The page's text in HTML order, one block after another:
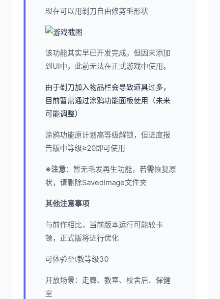
现在可以用剃刀自由修剪毛形状
该功能其实早已开发完成，但因未添加
到UI中，此前无法在正式游戏中使用。
由于剃刀加入物品栏会导致道具过多，
目前暂需通过涂鸦功能面板使用（未来
可能调整）
涂鸦功能原计划高等级解锁，但进度报
告版中等级≥20即可使用
※注意：暂无毛发再生功能，若需恢复原
状，请删除SavedImage文件夹
其他注意事项
与前作相比，当前版本运行可能较卡
顿，正式版将进行优化
可体验至t教等级30
开放场景：走廊、教室、校舍后、保健
室